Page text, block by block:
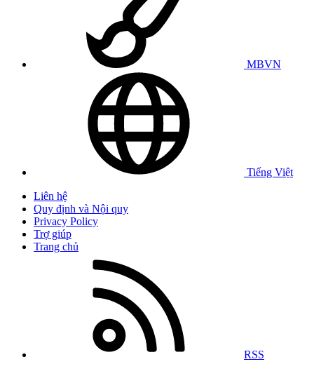
MBVN
Tiếng Việt
Liên hệ
Quy định và Nội quy
Privacy Policy
Trợ giúp
Trang chủ
RSS